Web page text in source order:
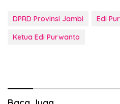
DPRD Provinsi Jambi
Edi
Ketua Edi Purwanto